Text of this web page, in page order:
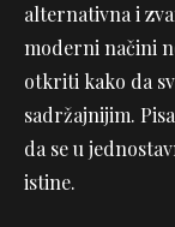
alternativna i
moderni načini
otkriti kako da
sadržajnijim.
da se u
istine.